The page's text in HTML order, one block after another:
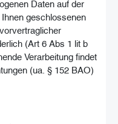
Daten auf der
geschlossenen
(Art 6 Abs 1 lit b
Verarbeitung findet
(ua. § 152 BAO)